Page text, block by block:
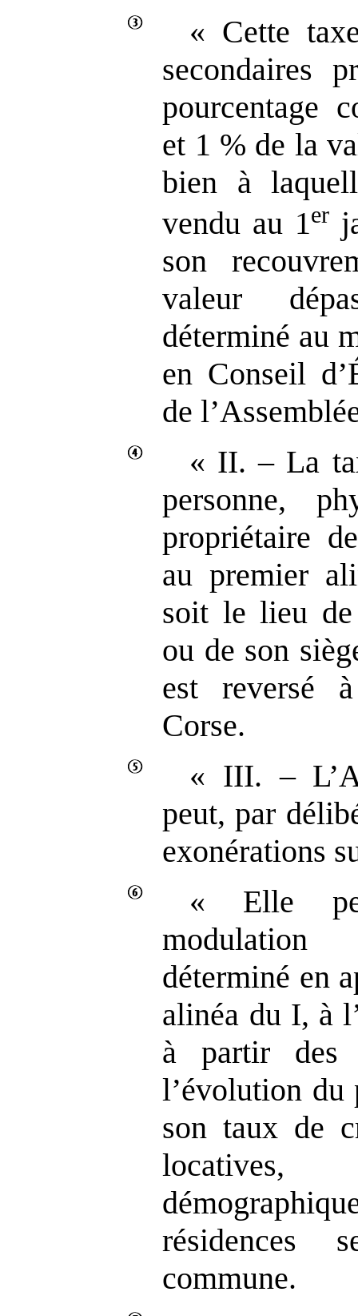
« Cette
secondaires
pourcentage
et 1 % de la
bien à
vendu au 1er
son
valeur
déterminé au
en Conseil
de
« II. – La
personne,
propriétaire
au premier
soit le lieu
ou de son
est reversé
Corse.
« III. –
peut, par
exonérations
« Elle
déterminé en
alinéa du I, à
à partir des
l’évolution
son taux de
résidences
commune.